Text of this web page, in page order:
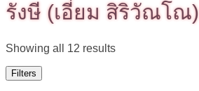
รังษี (เอี่ยม สิริวัณโณ)
Showing all 12 resultsSorted
Filters